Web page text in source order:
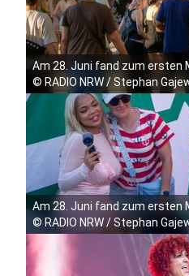
Am 28. Juni fand zum ersten
© RADIO NRW / Stephan
Am 28. Juni fand zum ersten
© RADIO NRW / Stephan